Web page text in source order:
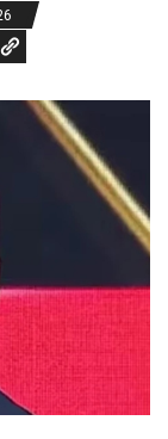
Copy link